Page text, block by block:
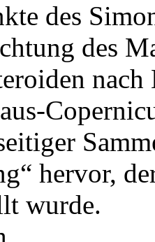
des
des
hervor,
wurde.